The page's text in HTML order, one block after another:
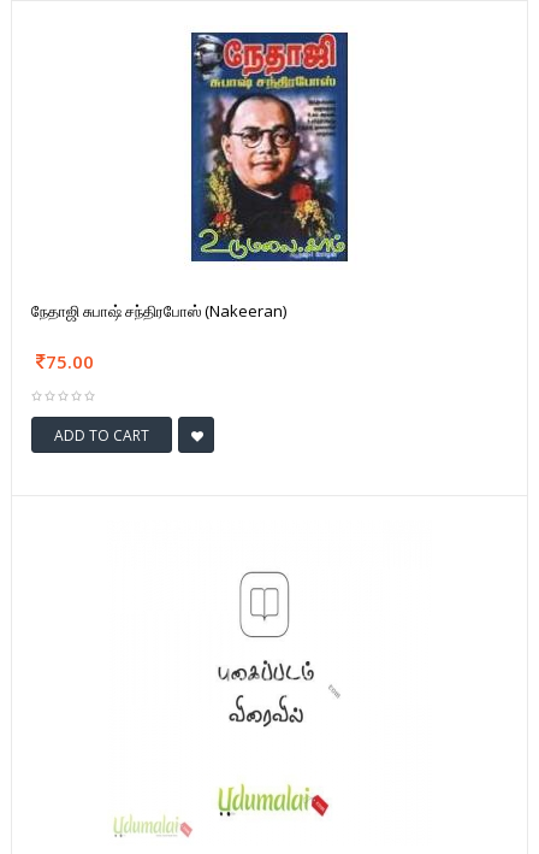
நேதாஜி சுபாஷ் சந்திரபோஸ் (Nakeeran)
75.00
ADD TO CART